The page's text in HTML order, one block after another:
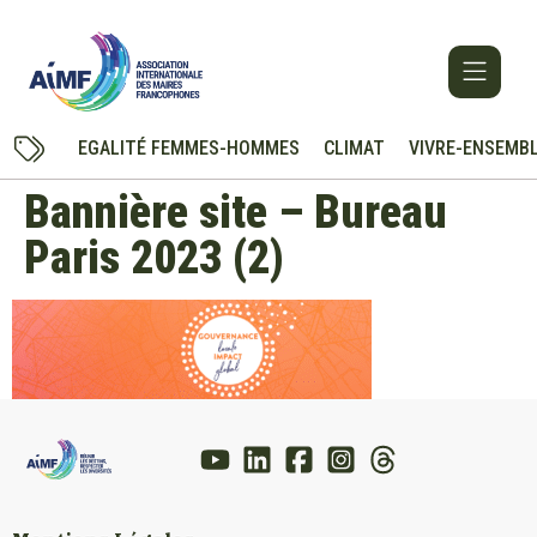
EGALITÉ FEMMES-HOMMES CLIMAT VIVRE-
Bannière site – Bureau
Paris 2023 (2)